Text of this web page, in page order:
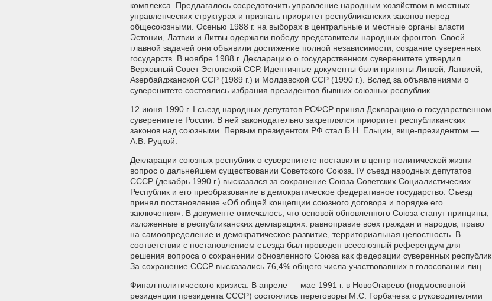
комплекса. Предлагалось сосредоточить управление народным хозяйством в местных
управленческих структурах и признать приоритет республиканских законов перед
общесоюзными. Осенью 1988 г. на выборах в центральные и местные органы власти
Эстонии, Латвии и Литвы одержали победу представители народных фронтов. Своей
главной задачей они объявили достижение полной независимости, создание суверенных
государств. В ноябре 1988 г. Декларацию о государственном суверенитете утвердил
Верховный Совет Эстонской ССР. Идентичные документы были приняты Литвой, Латвией,
Азербайджанской ССР (1989 г.) и Молдавской ССР (1990 г.). Вслед за объявлениями о
суверенитете состоялись избрания президентов бывших союзных республик.
12 июня 1990 г. I съезд народных депутатов РСФСР принял Декларацию о государственном
суверенитете России. В ней законодательно закреплялся приоритет республиканских
законов над союзными. Первым президентом РФ стал Б.Н. Ельцин, вице-президентом —
А.В. Руцкой.
Декларации союзных республик о суверенитете поставили в центр политической жизни
вопрос о дальнейшем существовании Советского Союза. IV съезд народных депутатов
СССР (декабрь 1990 г.) высказался за сохранение Союза Советских Социалистических
Республик и его преобразование в демократическое федеративное государство. Съезд
принял постановление «Об общей концепции союзного договора и порядке его
заключения». В документе отмечалось, что основой обновленного Союза станут принципы,
изложенные в республиканских декларациях: равноправие всех граждан и народов, право
на самоопределение и демократическое развитие, территориальная целостность. В
соответствии с постановлением съезда был проведен всесоюзный референдум для
решения вопроса о сохранении обновленного Союза как федерации суверенных республик.
За сохранение СССР высказались 76,4% общего числа участвовавших в голосовании лиц.
Финал политического кризиса. В апреле — мае 1991 г. в НовоОгарево (подмосковной
резиденции президента СССР) состоялись переговоры М.С. Горбачева с руководителями